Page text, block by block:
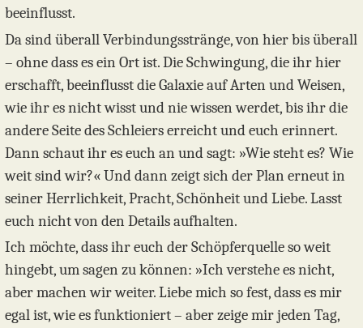
beeinflusst.
Da sind überall Verbindungsstränge, von hier bis überall
– ohne dass es ein Ort ist. Die Schwingung, die ihr hier
erschafft, beeinflusst die Galaxie auf Arten und Weisen,
wie ihr es nicht wisst und nie wissen werdet, bis ihr die
andere Seite des Schleiers erreicht und euch erinnert.
Dann schaut ihr es euch an und sagt: »Wie steht es? Wie
weit sind wir?« Und dann zeigt sich der Plan erneut in
seiner Herrlichkeit, Pracht, Schönheit und Liebe. Lasst
euch nicht von den Details aufhalten.
Ich möchte, dass ihr euch der Schöpferquelle so weit
hingebt, um sagen zu können: »Ich verstehe es nicht,
aber machen wir weiter. Liebe mich so fest, dass es mir
egal ist, wie es funktioniert – aber zeige mir jeden Tag,